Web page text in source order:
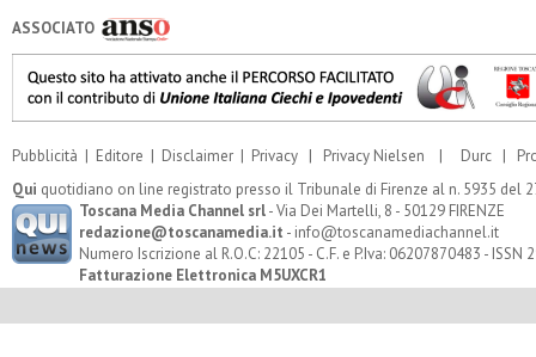
ASSOCIATO
Pubblicità | Editore | Disclaimer | Privacy | Privacy Nielsen | Durc |
Qui quotidiano on line registrato presso il Tribunale di Firenze al n. 5935 del
Toscana Media Channel srl- Via Dei Martelli, 8 - 50129 FIRENZE
redazione@toscanamedia.it - info@toscanamediachannel.it
Numero Iscrizione al R.O.C: 22105 - C.F. e P.Iva: 06207870483 - ISSN
Fatturazione Elettronica M5UXCR1